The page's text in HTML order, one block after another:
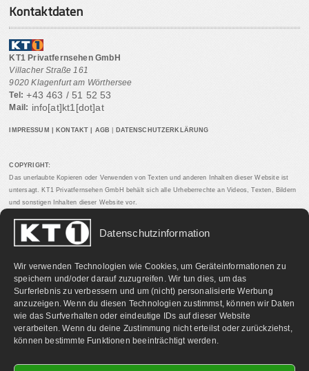
Datenschutzinformation
Wir verwenden Technologien wie Cookies, um Geräteinformationen zu
speichern und/oder darauf zuzugreifen. Wir tun dies, um das
Surferlebnis zu verbessern und um (nicht) personalisierte Werbung
anzuzeigen. Wenn du diesen Technologien zustimmst, können wir Daten
wie das Surfverhalten oder eindeutige IDs auf dieser Website
verarbeiten. Wenn du deine Zustimmung nicht erteilst oder zurückziehst,
können bestimmte Funktionen beeinträchtigt werden.
Kontaktdaten
KT1 Privatfernsehen GmbH
Villacher Straße 161
9020 Klagenfurt am Wörthersee
Tel: +43 463 / 51 52 53
Mail: info[at]kt1[dot]at
IMPRESSUM KONTAKT AGB DATENSCHUTZERKLÄRUNG
COPYRIGHT:
Das unerlaubte Kopieren oder Verwenden von Texten und anderen Inhalten dieser Website ist
untersagt. KT1 Privatfernsehen GmbH behält sich alle Urheberrechte an Videos, Texten, Bildern
und sonstigen Inhalten dieser Website vor.
PARTNERLINKS: